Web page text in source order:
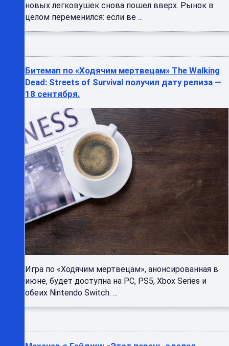
новых легковушек снова пошел вверх. Рынок в
целом переменился: если ве ...
Битемап по «Ходячим мертвецам» The Walking
Dead: Streets of Survival получил дату релиза —
18 сентября.
Игра по «Ходячим мертвецам», анонсированная в
июне, будет доступна на PC, PS5, Xbox Series и
обеих Nintendo Switch. ...